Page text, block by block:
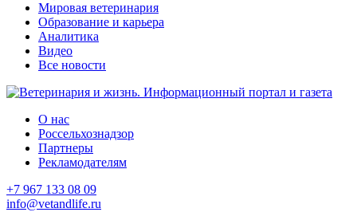
Мировая ветеринария
Образование и карьера
Аналитика
Видео
Все новости
О нас
Россельхознадзор
Партнеры
Рекламодателям
+7 967 133 08 09
info@vetandlife.ru